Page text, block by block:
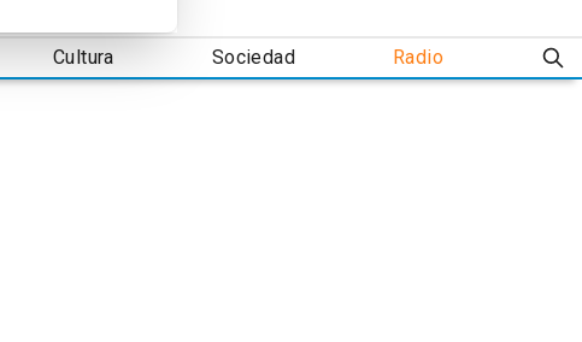
Cultura Sociedad Radio